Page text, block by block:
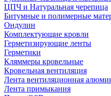
ЦПЧ и Натуральная черепица
Битумные и полимерные
Ондулин
Комплектующие кровли
Герметизирующие ленты
Герметики
Кляммеры кровельные
Кровельная вентиляция
Лента вентиляционная
Лента примыкания